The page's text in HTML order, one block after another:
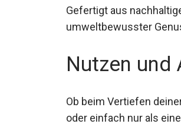
Gefertigt aus
umweltbewusster
Nutzen und
Ob beim Vertiefen
Moves oder einfach